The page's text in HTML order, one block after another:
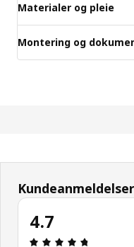
Materialer og pleie
Montering og
Kundeanmeldelser
4.7